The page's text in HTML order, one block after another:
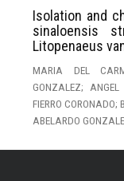
Isolation and
sinaloensis
Litopenaeus
MARIA DEL
GONZALEZ;
FIERRO
ABELARDO